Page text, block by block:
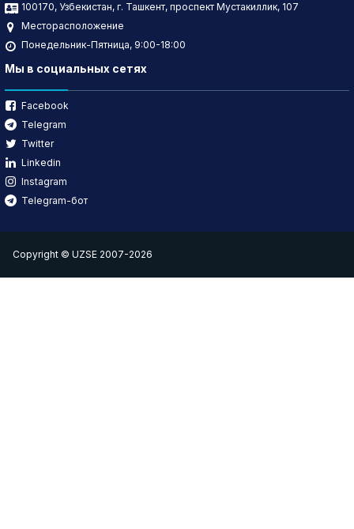
100170, Узбекистан, г. Ташкент, проспект Мустакиллик, 107
Месторасположение
Понедельник-Пятница, 9:00-18:00
Мы в социальных сетях
Facebook
Telegram
Twitter
Linkedin
Instagram
Telegram-бот
Copyright © UZSE 2007-2026